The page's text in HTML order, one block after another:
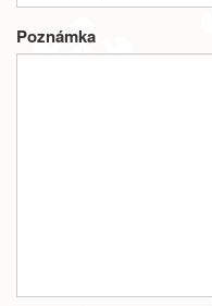
Poznámka